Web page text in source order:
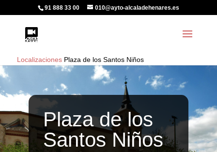
91 888 33 00 010@ayto-alcaladehenares.es
Localizaciones Plaza de los Santos Niños
Plaza de los
Santos Niños